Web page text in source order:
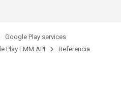
Google Play services
Play EMM API Referencia